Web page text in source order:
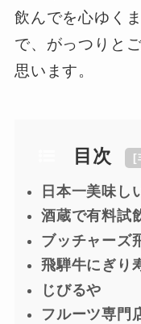
飲んでを心ゆく
で、がっつりと
思います。
目次 [
日本一美味し
酒蔵で有料試
ブッチャーズ
飛騨牛にぎり
じびるや
フルーツ専門